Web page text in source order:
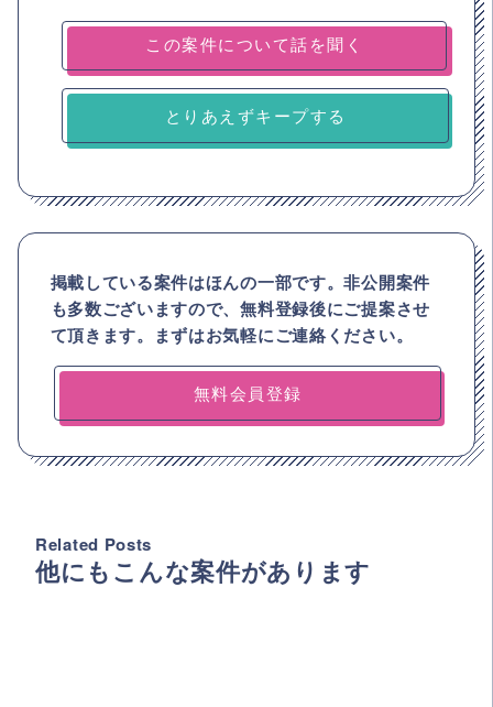
とりあえずキープする
掲載している案件はほんの一部です。非公開案件
も多数ございますので、無料登録後にご提案させ
て頂きます。まずはお気軽にご連絡ください。
無料会員登録
Related Posts
他にもこんな案件があります